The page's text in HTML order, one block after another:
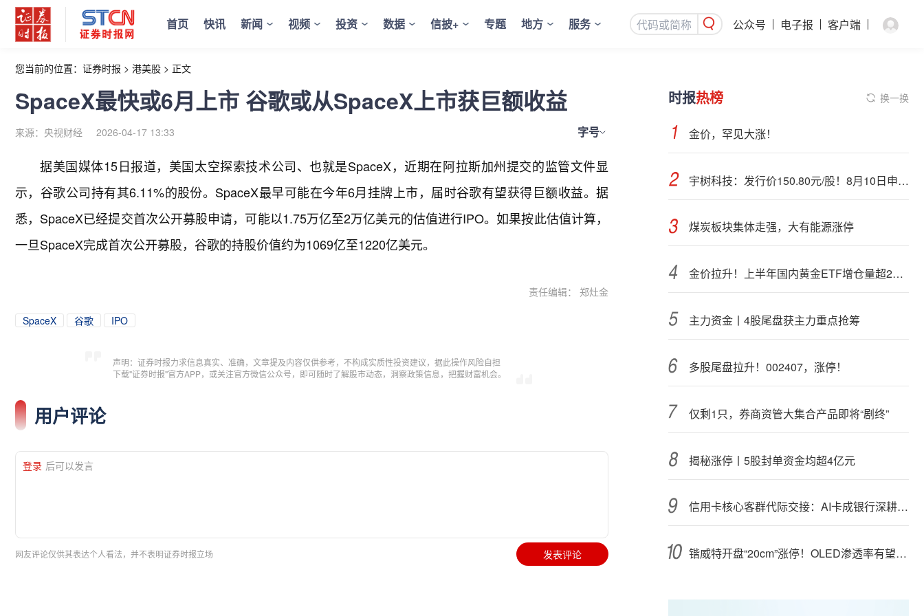
首页 快讯 新闻 视频 投资 数据 信披+ 专题 地方 服务 公众号 电子报 客户端
您当前的位置： 证券时报 > 港美股 > 正文
SpaceX最快或6月上市 谷歌或从SpaceX上市获巨额收益
来源：央视财经 2026-04-17 13:33 字号
据美国媒体15日报道，美国太空探索技术公司、也就是SpaceX，近期在阿拉斯加州提交的监管文件显
示，谷歌公司持有其6.11%的股份。SpaceX最早可能在今年6月挂牌上市，届时谷歌有望获得巨额收益。据
悉，SpaceX已经提交首次公开募股申请，可能以1.75万亿至2万亿美元的估值进行IPO。如果按此估值计算，
一旦SpaceX完成首次公开募股，谷歌的持股价值约为1069亿至1220亿美元。
责任编辑： 郑灶金
SpaceX 谷歌 IPO
声明：证券时报力求信息真实、准确，文章提及内容仅供参考，不构成实质性投资建议，据此操作风险自担
下载"证券时报"官方APP，或关注官方微信公众号，即可随时了解股市动态，洞察政策信息，把握财富机会。
用户评论
登录 后可以发言
网友评论仅供其表达个人看法，并不表明证券时报立场 发表评论
时报热榜 换一换
金价，罕见大涨！
宇树科技：发行价150.80元/股！8月10日申购，DeepSeek参与战略配售
煤炭板块集体走强，大有能源涨停
金价拉升！上半年国内黄金ETF增仓量超28吨
主力资金丨4股尾盘获主力重点抢筹
多股尾盘拉升！002407，涨停！
仅剩1只，券商资管大集合产品即将“剧终”
揭秘涨停丨5股封单资金均超4亿元
信用卡核心客群代际交接：AI卡成银行深耕“新世代”首块试验田
锴威特开盘“20cm”涨停！OLED渗透率有望攀升，高成长潜力股揭秘